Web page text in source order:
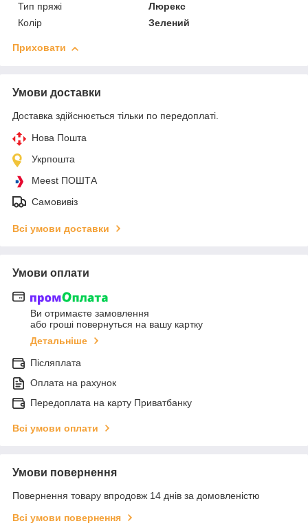
Тип пряжі
Люрекс
Колір
Зелений
Приховати
Умови доставки
Доставка здійснюється тільки по передоплаті.
Нова Пошта
Укрпошта
Meest ПОШТА
Самовивіз
Всі умови доставки
Умови оплати
Ви отримаєте замовлення
або гроші повернуться на вашу картку
Детальніше
Післяплата
Оплата на рахунок
Передоплата на карту Приватбанку
Всі умови оплати
Умови повернення
Повернення товару впродовж 14 днів за домовленістю
Всі умови повернення